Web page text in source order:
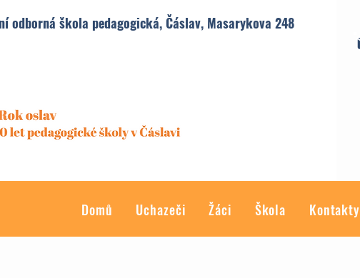
odborná škola pedagogická, Čáslav, Masarykova 248
Domů Uchazeči Žáci Škola Kontakty